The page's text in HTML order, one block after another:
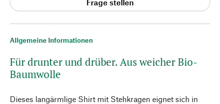
Allgemeine Informationen
Für drunter und drüber. Aus weicher Bio-
Baumwolle
Dieses langärmlige Shirt mit Stehkragen eignet sich in
Frage stellen